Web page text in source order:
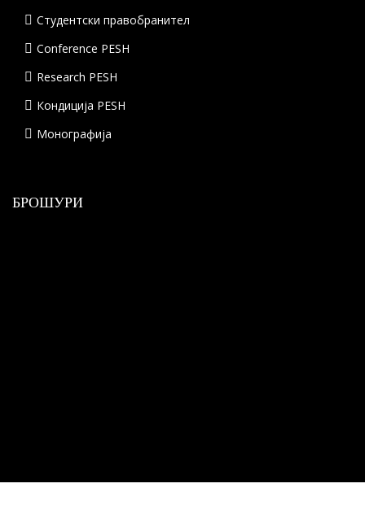
Студентски правобранител
Conference PESH
Research PESH
Кондиција PESH
Монографија
БРОШУРИ